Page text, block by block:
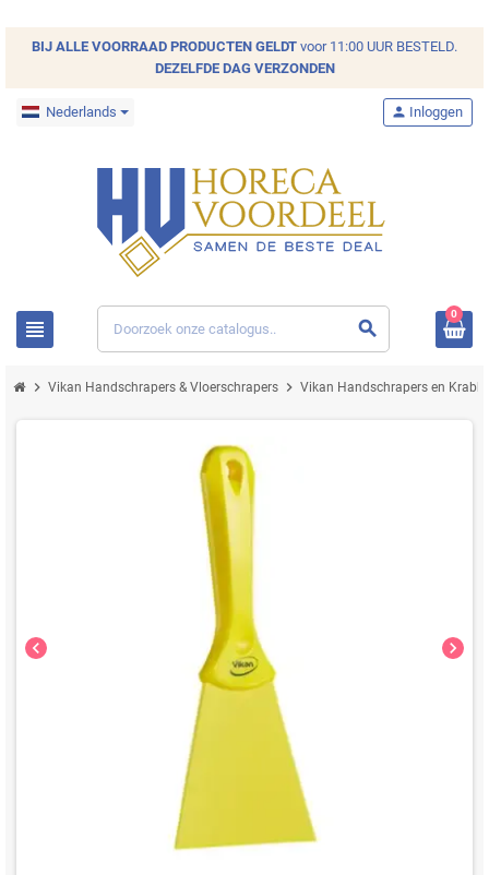
BIJ ALLE VOORRAAD PRODUCTEN GELDT voor 11:00 UUR BESTELD.
DEZELFDE DAG VERZONDEN
Nederlands
view_headline search
person Inloggen
0
chevron_right Vikan Handschrapers & Vloerschrapers chevron_right Vikan Handschrapers en
chevron_left chevron_right